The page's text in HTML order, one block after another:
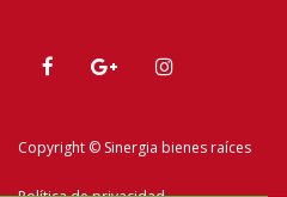
Copyright © Sinergia bienes raíces